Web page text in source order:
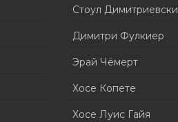
Стоул Димитриевски
Димитри Фулкиер
Эрай Чёмерт
Хосе Копете
Хосе Луис Гайя